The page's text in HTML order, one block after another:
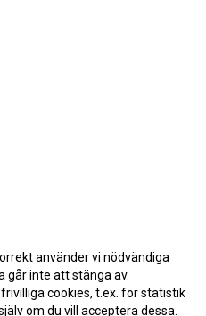
använder vi nödvändiga
går inte att stänga av.
cookies, t.ex. för statistik
om du vill acceptera dessa.